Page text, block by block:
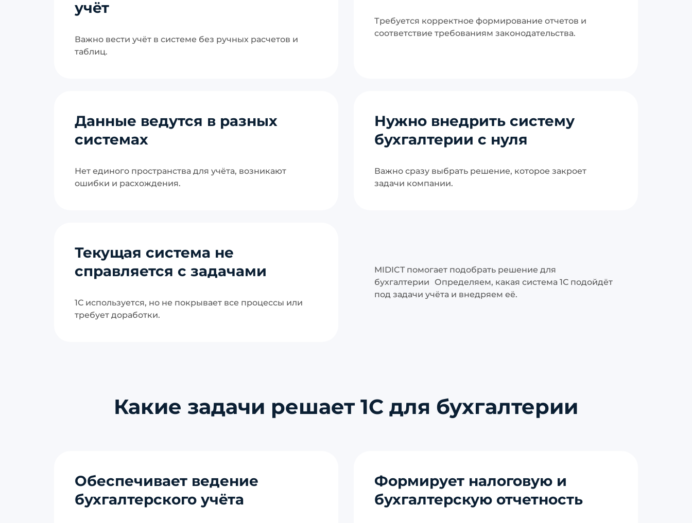
учёт
Важно вести учёт в системе без ручных расчетов и
таблиц.
Требуется корректное формирование отчетов и
соответствие требованиям законодательства.
Данные ведутся в разных
системах
Нет единого пространства для учёта, возникают
ошибки и расхождения.
Нужно внедрить систему
бухгалтерии с нуля
Важно сразу выбрать решение, которое закроет
задачи компании.
Текущая система не
справляется с задачами
1С используется, но не покрывает все процессы или
требует доработки.
MIDICT помогает подобрать решение для
бухгалтерии Определяем, какая система 1С подойдёт
под задачи учёта и внедряем её.
Какие задачи решает 1С для бухгалтерии
Обеспечивает ведение
бухгалтерского учёта
Формирует налоговую и
бухгалтерскую отчетность